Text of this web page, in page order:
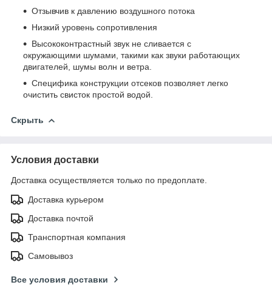
Отзывчив к давлению воздушного потока
Низкий уровень сопротивления
Высококонтрастный звук не сливается с
окружающими шумами, такими как звуки работающих
двигателей, шумы волн и ветра.
Специфика конструкции отсеков позволяет легко
очистить свисток простой водой.
Скрыть
Условия доставки
Доставка осуществляется только по предоплате.
Доставка курьером
Доставка почтой
Транспортная компания
Самовывоз
Все условия доставки